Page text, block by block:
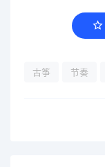
古筝 节奏